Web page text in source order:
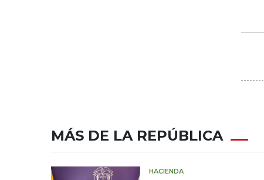
MÁS DE LA REPÚBLICA
HACIENDA